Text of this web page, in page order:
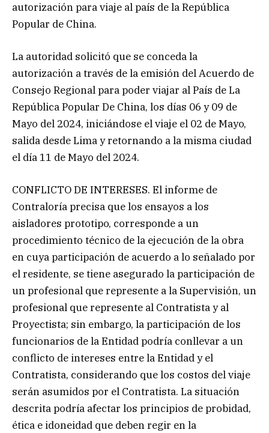
autorización para viaje al país de la República
Popular de China.
La autoridad solicitó que se conceda la
autorización a través de la emisión del Acuerdo de
Consejo Regional para poder viajar al País de La
República Popular De China, los días 06 y 09 de
Mayo del 2024, iniciándose el viaje el 02 de Mayo,
salida desde Lima y retornando a la misma ciudad
el día 11 de Mayo del 2024.
CONFLICTO DE INTERESES. El informe de
Contraloría precisa que los ensayos a los
aisladores prototipo, corresponde a un
procedimiento técnico de la ejecución de la obra
en cuya participación de acuerdo a lo señalado por
el residente, se tiene asegurado la participación de
un profesional que represente a la Supervisión, un
profesional que represente al Contratista y al
Proyectista; sin embargo, la participación de los
funcionarios de la Entidad podría conllevar a un
conflicto de intereses entre la Entidad y el
Contratista, considerando que los costos del viaje
serán asumidos por el Contratista. La situación
descrita podría afectar los principios de probidad,
ética e idoneidad que deben regir en la